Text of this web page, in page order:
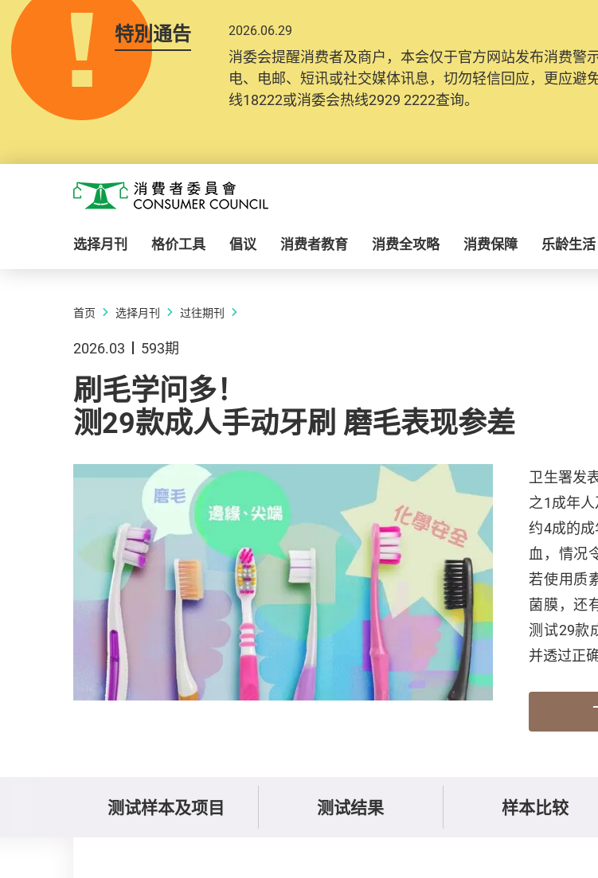
特別通告 2026.06.29
消委会提醒消费者及商户，本会仅于官方网站发布消费警
电、电邮、短讯或社交媒体讯息，切勿轻信回应，更应
线18222或消委会热线2929 2222查询。
消费者委员会
选择月刊 格价工具 倡议 消费者教育 消费全攻略 消费保障 乐龄生活
首页 选择月刊 过往期刊
2026.03 593期
刷毛学问多！
测29款成人手动牙刷 磨毛表现参差
卫生署发
之1成年
约4成的
血，情况
若使用质
菌膜，还
测试29款
并透过正
测试样本及项目 测试结果 样本比较